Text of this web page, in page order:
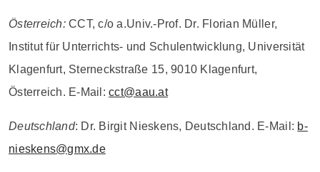
Österreich:CCT, c/o a.Univ.-Prof. Dr. Florian Müller,
Institut für Unterrichts- und Schulentwicklung, Universität
Klagenfurt, Sterneckstraße 15, 9010 Klagenfurt,
Österreich. E-Mail:cct@aau.at
Deutschland: Dr. Birgit Nieskens, Deutschland. E-Mail: b-
nieskens@gmx.de